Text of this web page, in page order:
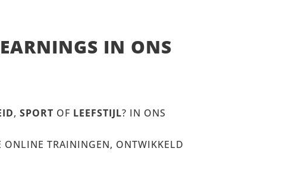
IN ONS
,SPORT OF LEEFSTIJL? IN ONS
ONLINE TRAININGEN, ONTWIKKELD